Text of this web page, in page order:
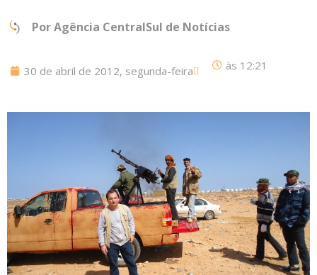
PorAgência CentralSul de Notícias
30 de abril de 2012, segunda-feira às 12:21